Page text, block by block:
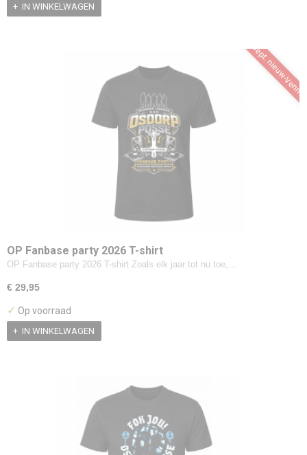
IN WINKELWAGEN
5 sept. nieuw-
OP Fanbase party 2026 T-shirt
OP Fanbase party 2026 T-shirt Zoals elk jaar tot nu toe,…
€ 29,95
✓ Op voorraad
IN WINKELWAGEN